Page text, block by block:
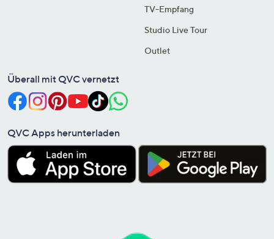
TV-Empfang
Studio Live Tour
Outlet
Überall mit QVC vernetzt
QVC Apps herunterladen